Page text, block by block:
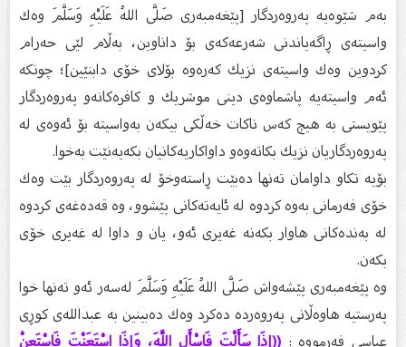
بەم شێوەیە پەروەردگار [پێغەمبەری صَلَّى اللهُ عَلَيْهِ وَسَلَّمَ وەك
واسیتەی ڕاگەیاندنی شەرعەكەی بۆ داناوین، بەڵام لێی حەرام
كردوین وەك واسیتەی نزیك كەرەوە بۆلای خۆی دابنێین]؛ چونكە
ئەم واسیتەیە پاشماوەی دینی موشریك و كافرەكانەو پەروەردگار
پێویستی بە هیچ كەس ناكات خەڵكی بیكەن بەواسیتە بۆ ئەوەی لە
پەروەردگاریان نزیك بكاتەوەو داواكاریەكانیان بكەیەنێت بەخوا.
بۆیە تكاو داوامان تەنها دەبێت ڕاستەوخۆ لە پەروەردگار بێت وەك
خۆی فەرمانی بەوە كردوە لە ئایەتەكانی پێشوو، وە قەدەغەی كردوە
لە بەندەكانی هاوار بكەنە غەیری ئەو، یان و داوا لە غەیری خۆی
بكەن.
وە پێغەمبەری پێشەواش صَلَّى اللهُ عَلَيْهِ وَسَلَّمَ لەسەر ئەو تەنها خوا
پەرستیە هاوەڵانی پەروەردە دەكرد وەك دەبینین بە عبداللەی كوڕی
عباسی فەرمووە :((إِذَا سَأَلْتَ فَاسْأَلِ اللَّهَ، وَإِذَا اسْتَعَنْتَ فَاسْتَعِنْ